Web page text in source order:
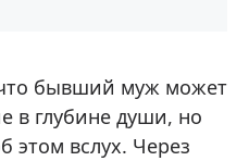
бывший муж может
в глубине души, но
этом вслух. Через